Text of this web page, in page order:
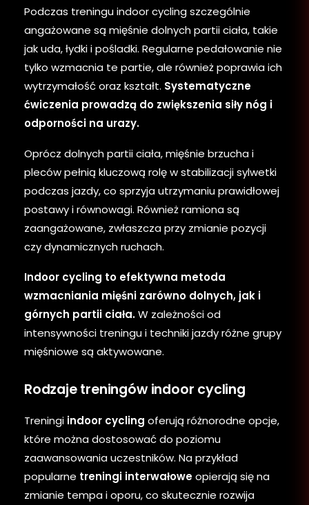
Podczas treningu indoor cycling szczególnie
angażowane są mięśnie dolnych partii ciała, takie
jak uda, łydki i pośladki. Regularne pedałowanie nie
tylko wzmacnia te partie, ale również poprawia ich
wytrzymałość oraz kształt. Systematyczne
ćwiczenia prowadzą do zwiększenia siły nóg i
odporności na urazy.
Oprócz dolnych partii ciała, mięśnie brzucha i
pleców pełnią kluczową rolę w stabilizacji sylwetki
podczas jazdy, co sprzyja utrzymaniu prawidłowej
postawy i równowagi. Również ramiona są
zaangażowane, zwłaszcza przy zmianie pozycji
czy dynamicznych ruchach.
Indoor cycling to efektywna metoda
wzmacniania mięśni zarówno dolnych, jak i
górnych partii ciała.W zależności od
intensywności treningu i techniki jazdy różne grupy
mięśniowe są aktywowane.
Rodzaje treningów indoor cycling
Treningi indoor cycling oferują różnorodne opcje,
które można dostosować do poziomu
zaawansowania uczestników. Na przykład
popularne treningi interwałoweopierają się na
zmianie tempa i oporu, co skutecznie rozwija